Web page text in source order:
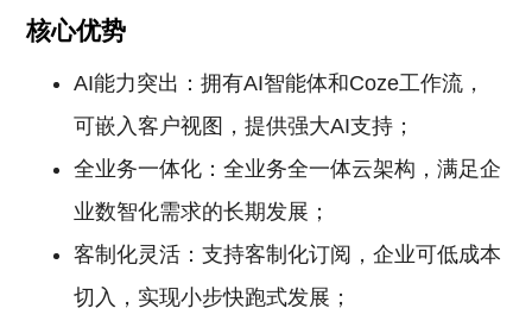
核心优势
AI能力突出：拥有AI智能体和Coze工作流，
可嵌入客户视图，提供强大AI支持；
全业务一体化：全业务全一体云架构，满足企
业数智化需求的长期发展；
客制化灵活：支持客制化订阅，企业可低成本
切入，实现小步快跑式发展；